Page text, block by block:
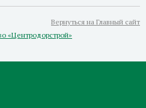
Вернуться на Главный сайт
«Центродорстрой»